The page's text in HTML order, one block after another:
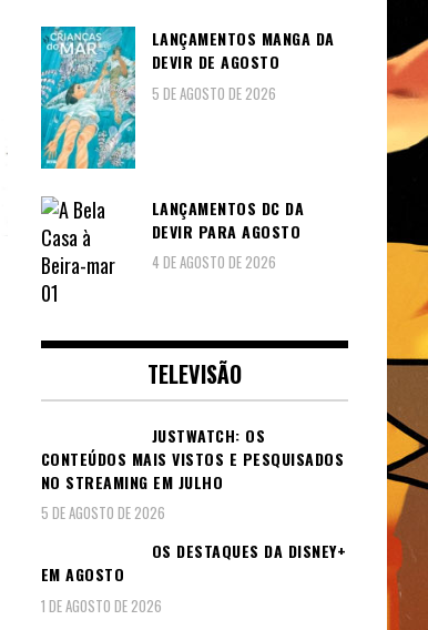
LANÇAMENTOS MANGA DA
DEVIR DE AGOSTO
5 DE AGOSTO DE 2026
LANÇAMENTOS DC DA
DEVIR PARA AGOSTO
4 DE AGOSTO DE 2026
TELEVISÃO
JUSTWATCH: OS
CONTEÚDOS MAIS VISTOS E PESQUISADOS
NO STREAMING EM JULHO
5 DE AGOSTO DE 2026
OS DESTAQUES DA DISNEY+
EM AGOSTO
1 DE AGOSTO DE 2026